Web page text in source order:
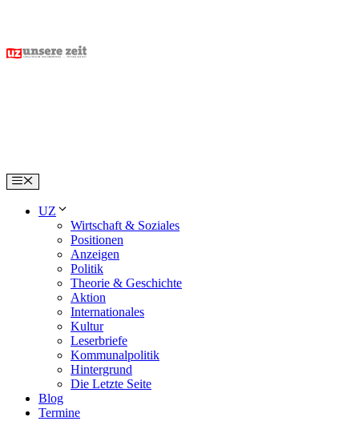
content
Menu
UZ
Wirtschaft & Soziales
Positionen
Anzeigen
Politik
Theorie & Geschichte
Aktion
Internationales
Kultur
Leserbriefe
Kommunalpolitik
Hintergrund
Die Letzte Seite
Blog
Termine